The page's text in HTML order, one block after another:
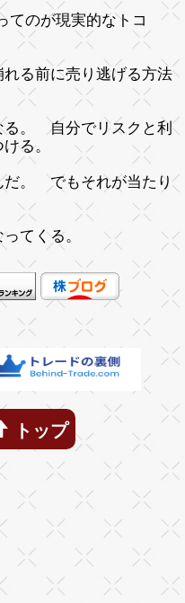
のが現実的なトコ
る前に売り逃げる方法
る。 自分でリスクと利
る。
だ。 でもそれが当たり
ってくる。
トップ